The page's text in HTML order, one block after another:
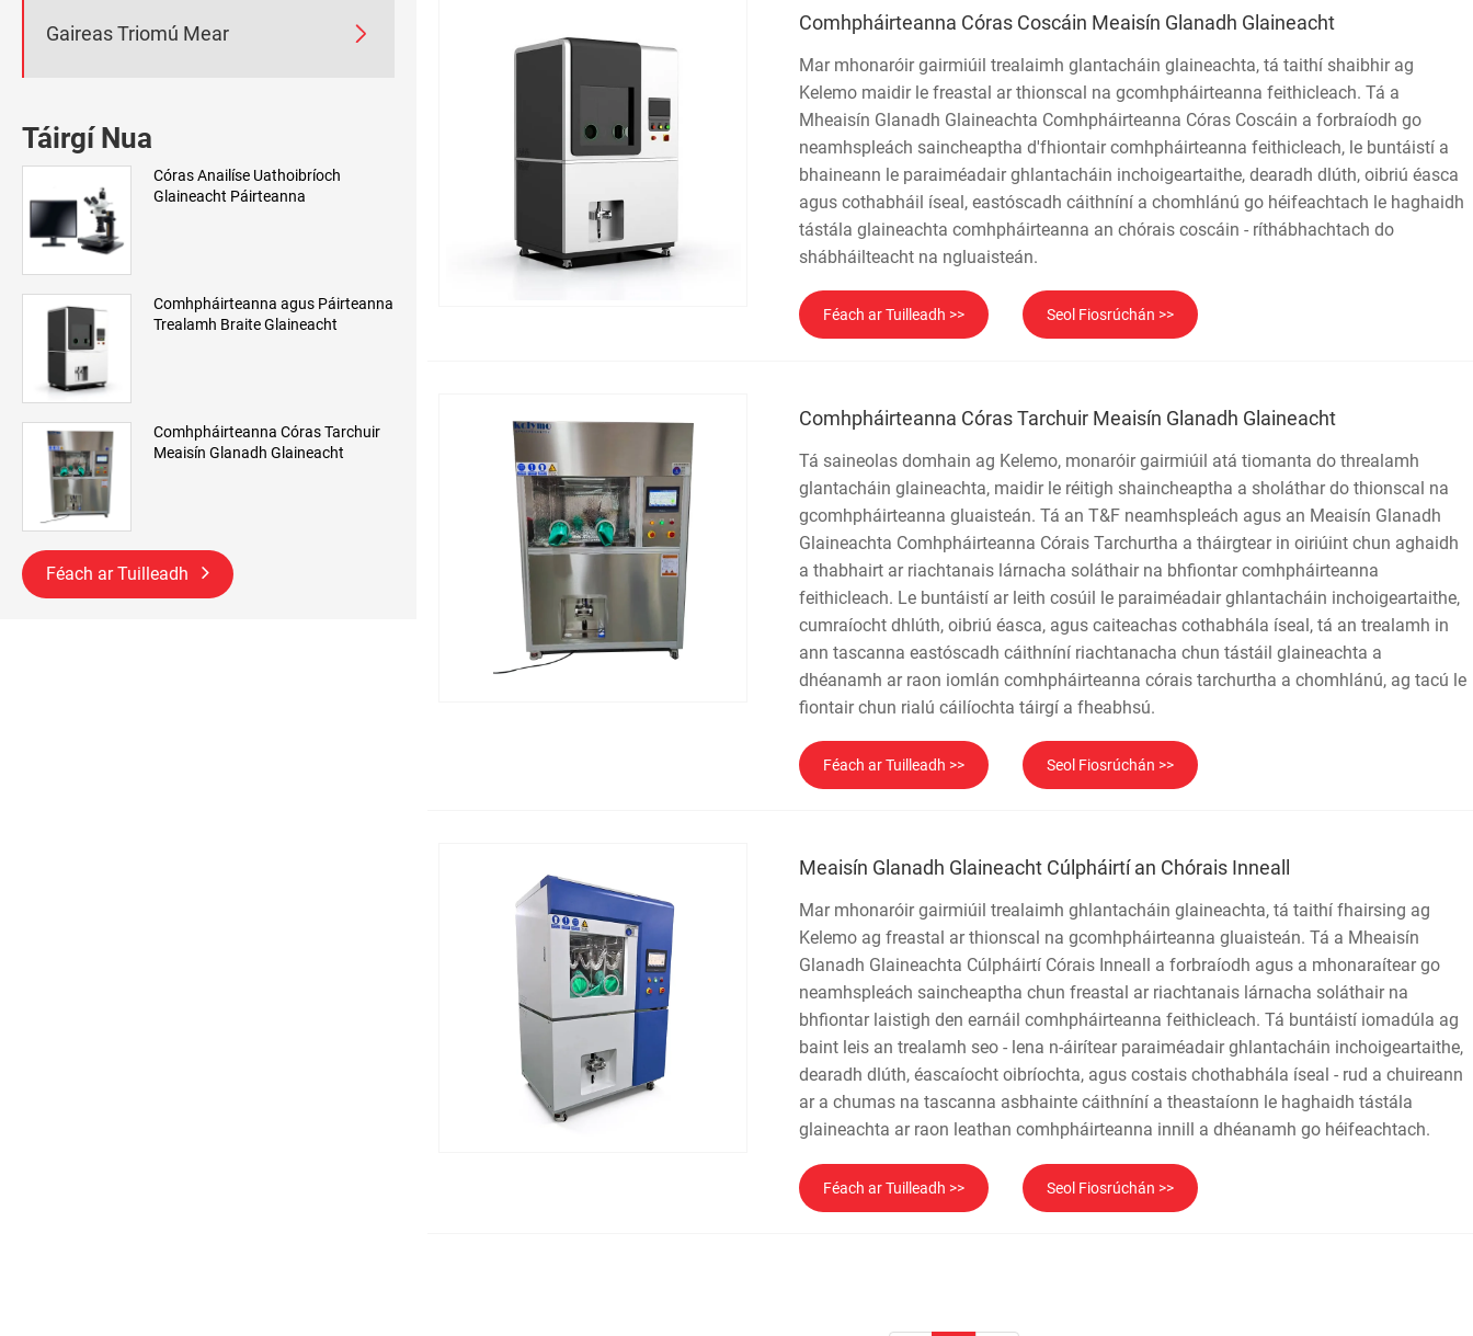
Gaireas Triomú Mear 
Táirgí Nua
Córas Anailíse Uathoibríoch
Glaineacht Páirteanna
Comhpháirteanna agus Páirteanna
Trealamh Braite Glaineacht
Comhpháirteanna Córas Tarchuir
Meaisín Glanadh Glaineacht
Féach ar Tuilleadh
Comhpháirteanna Córas Coscáin Meaisín Glanadh Glaineacht
Mar mhonaróir gairmiúil trealaimh glantacháin glaineachta, tá taithí shaibhir ag
Kelemo maidir le freastal ar thionscal na gcomhpháirteanna feithicleach. Tá a
Mheaisín Glanadh Glaineachta Comhpháirteanna Córas Coscáin a forbraíodh go
neamhspleách saincheaptha d'fhiontair comhpháirteanna feithicleach, le buntáistí a
bhaineann le paraiméadair ghlantacháin inchoigeartaithe, dearadh dlúth, oibriú éasca
agus cothabháil íseal, eastóscadh cáithníní a chomhlánú go héifeachtach le haghaidh
tástála glaineachta comhpháirteanna an chórais coscáin - ríthábhachtach do
shábháilteacht na ngluaisteán.
Féach ar Tuilleadh >> Seol Fiosrúchán >>
Comhpháirteanna Córas Tarchuir Meaisín Glanadh Glaineacht
Tá saineolas domhain ag Kelemo, monaróir gairmiúil atá tiomanta do threalamh
glantacháin glaineachta, maidir le réitigh shaincheaptha a sholáthar do thionscal na
gcomhpháirteanna gluaisteán. Tá an T&F neamhspleách agus an Meaisín Glanadh
Glaineachta Comhpháirteanna Córais Tarchurtha a tháirgtear in oiriúint chun aghaidh
a thabhairt ar riachtanais lárnacha soláthair na bhfiontar comhpháirteanna
feithicleach. Le buntáistí ar leith cosúil le paraiméadair ghlantacháin inchoigeartaithe,
cumraíocht dhlúth, oibriú éasca, agus caiteachas cothabhála íseal, tá an trealamh in
ann tascanna eastóscadh cáithníní riachtanacha chun tástáil glaineachta a
dhéanamh ar raon iomlán comhpháirteanna córais tarchurtha a chomhlánú, ag tacú le
fiontair chun rialú cáilíochta táirgí a fheabhsú.
Féach ar Tuilleadh >> Seol Fiosrúchán >>
Meaisín Glanadh Glaineacht Cúlpháirtí an Chórais Inneall
Mar mhonaróir gairmiúil trealaimh ghlantacháin glaineachta, tá taithí fhairsing ag
Kelemo ag freastal ar thionscal na gcomhpháirteanna gluaisteán. Tá a Mheaisín
Glanadh Glaineachta Cúlpháirtí Córais Inneall a forbraíodh agus a mhonaraítear go
neamhspleách saincheaptha chun freastal ar riachtanais lárnacha soláthair na
bhfiontar laistigh den earnáil comhpháirteanna feithicleach. Tá buntáistí iomadúla ag
baint leis an trealamh seo - lena n-áirítear paraiméadair ghlantacháin inchoigeartaithe,
dearadh dlúth, éascaíocht oibríochta, agus costais chothabhála íseal - rud a chuireann
ar a chumas na tascanna asbhainte cáithníní a theastaíonn le haghaidh tástála
glaineachta ar raon leathan comhpháirteanna innill a dhéanamh go héifeachtach.
Féach ar Tuilleadh >> Seol Fiosrúchán >>